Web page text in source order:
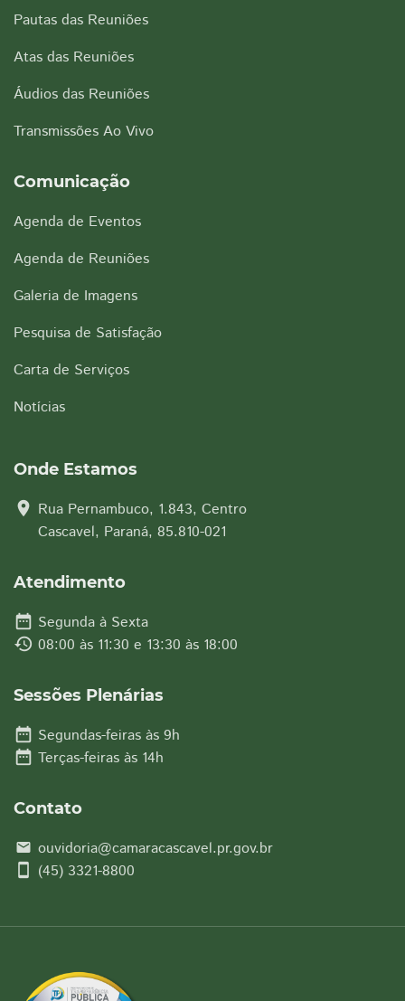
Pautas das Reuniões
Atas das Reuniões
Áudios das Reuniões
Transmissões Ao Vivo
Comunicação
Agenda de Eventos
Agenda de Reuniões
Galeria de Imagens
Pesquisa de Satisfação
Carta de Serviços
Notícias
Onde Estamos
location_on Rua Pernambuco, 1.843, Centro
Cascavel, Paraná, 85.810-021
Atendimento
date_range Segunda à Sexta
history 08:00 às 11:30 e 13:30 às 18:00
Sessões Plenárias
date_range Segundas-feiras às 9h
date_range Terças-feiras às 14h
Contato
email ouvidoria@camaracascavel.pr.gov.br
smartphone (45) 3321-8800